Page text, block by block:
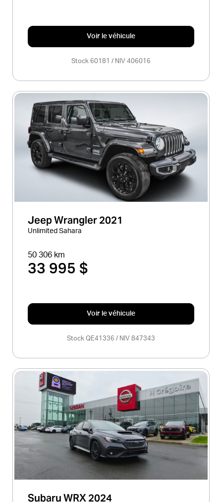
Voir le véhicule
Stock 60181 / NIV 406016
Jeep Wrangler 2021
Unlimited Sahara
50 306 km
33 995 $
Voir le véhicule
Stock QE41336 / NIV 847343
Subaru WRX 2024